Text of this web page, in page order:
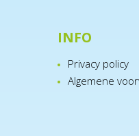
INFO
Privacy policy
Algemene